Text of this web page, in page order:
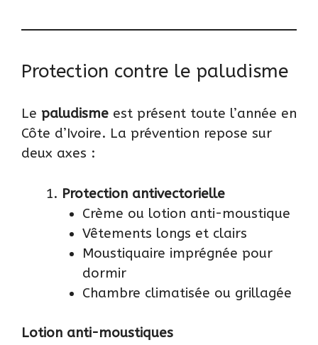
Protection contre le paludisme
Le paludisme est présent toute l’année en
Côte d’Ivoire. La prévention repose sur
deux axes :
Protection antivectorielle
Crème ou lotion anti-moustique
Vêtements longs et clairs
Moustiquaire imprégnée pour
dormir
Chambre climatisée ou grillagée
Lotion anti-moustiques